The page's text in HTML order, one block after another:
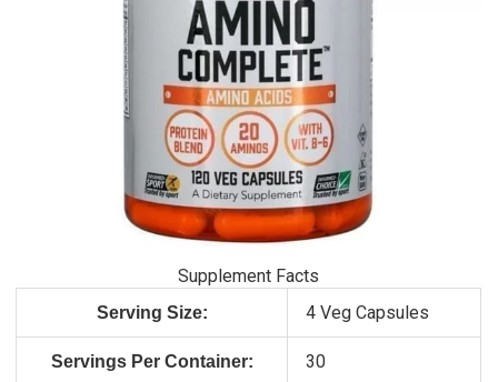
Supplement Facts
Serving Size: 4 Veg Capsules
Servings Per Container: 30